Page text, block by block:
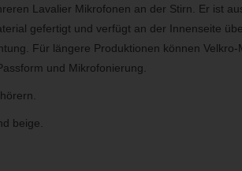
Lavalier Mikrofonen an der Stirn. Er ist
gefertigt und verfügt an der Innenseite
Für längere Produktionen können
und Mikrofonierung.
beige.